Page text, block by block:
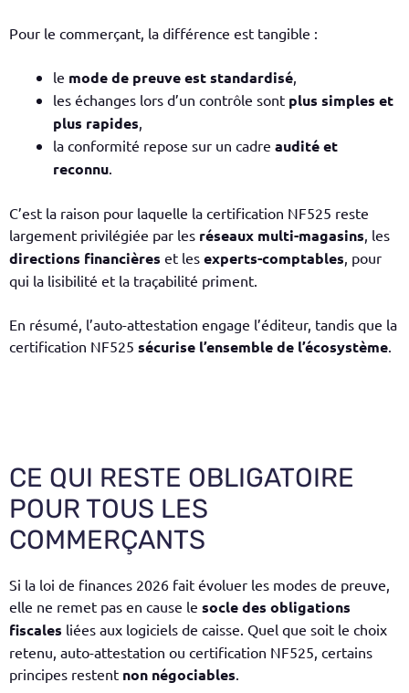
Pour le commerçant, la différence est tangible :
le mode de preuve est standardisé,
les échanges lors d’un contrôle sont plus simples et
plus rapides,
la conformité repose sur un cadre audité et
reconnu.
C’est la raison pour laquelle la certification NF525 reste
largement privilégiée par les réseaux multi-magasins, les
directions financières et les experts-comptables, pour
qui la lisibilité et la traçabilité priment.
En résumé, l’auto-attestation engage l’éditeur, tandis que la
certification NF525 sécurise l’ensemble de l’écosystème.
CE QUI RESTE OBLIGATOIRE
POUR TOUS LES
COMMERÇANTS
Si la loi de finances 2026 fait évoluer les modes de preuve,
elle ne remet pas en cause le socle des obligations
fiscales liées aux logiciels de caisse. Quel que soit le choix
retenu, auto-attestation ou certification NF525, certains
principes restent non négociables.